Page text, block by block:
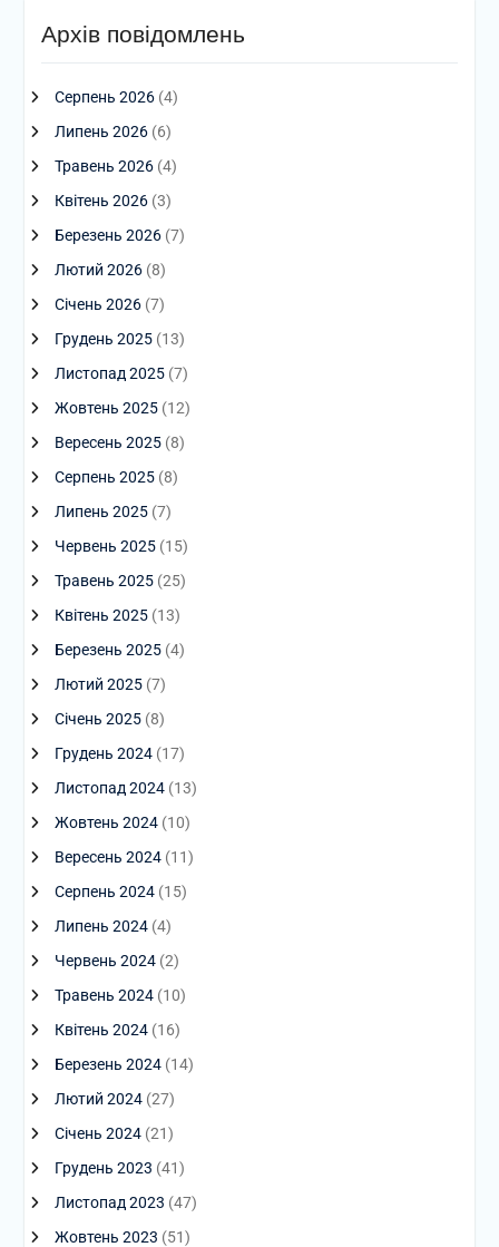
Архів повідомлень
Серпень 2026(4)
Липень 2026(6)
Травень 2026(4)
Квітень 2026(3)
Березень 2026(7)
Лютий 2026(8)
Січень 2026(7)
Грудень 2025(13)
Листопад 2025(7)
Жовтень 2025(12)
Вересень 2025(8)
Серпень 2025(8)
Липень 2025(7)
Червень 2025(15)
Травень 2025(25)
Квітень 2025(13)
Березень 2025(4)
Лютий 2025(7)
Січень 2025(8)
Грудень 2024(17)
Листопад 2024(13)
Жовтень 2024(10)
Вересень 2024(11)
Серпень 2024(15)
Липень 2024(4)
Червень 2024(2)
Травень 2024(10)
Квітень 2024(16)
Березень 2024(14)
Лютий 2024(27)
Січень 2024(21)
Грудень 2023 (41)
Листопад 2023 (47)
Жовтень 2023 (51)